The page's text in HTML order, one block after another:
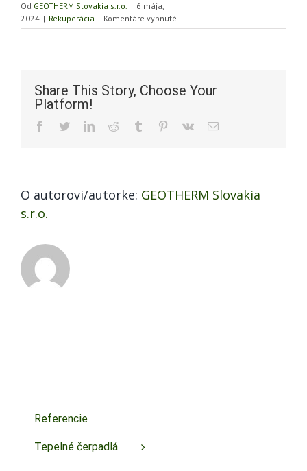
Od GEOTHERM Slovakia s.r.o. | 6 mája,
2024 | Rekuperácia | Komentáre vypnuté
Vzniká
Share This Story, Choose Your
Platform!
Facebook
TwitterLinkedInReddit Tumblr Pinterest
Vk Email
O autorovi/autorke: GEOTHERM Slovakia
s.r.o.
Referencie
Tepelné čerpadlá